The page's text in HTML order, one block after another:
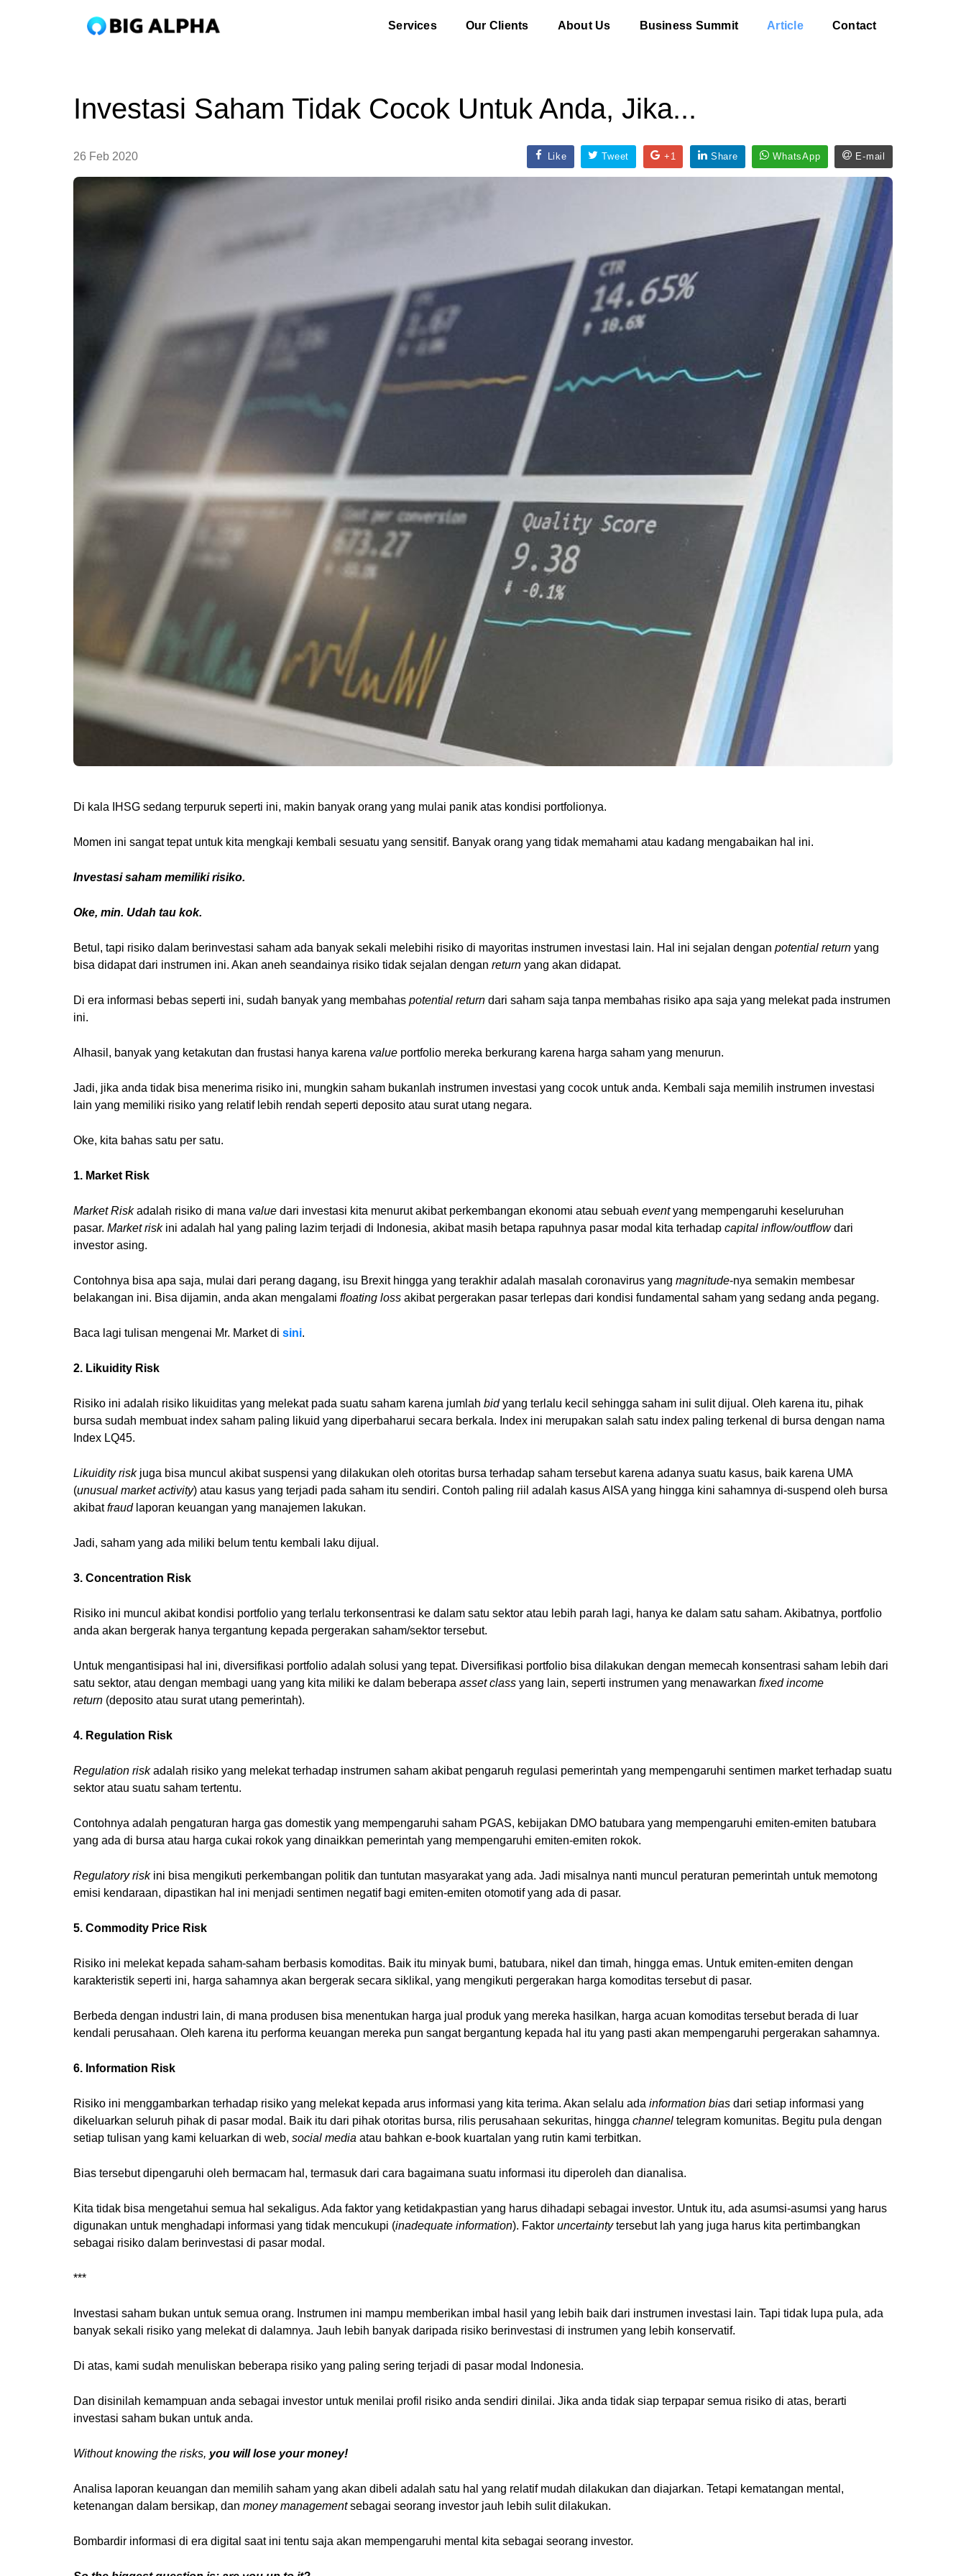
Services Our Clients About Us Business Summit Article Contact
Investasi Saham Tidak Cocok Untuk Anda, Jika...
26 Feb 2020 Like Tweet +1 Share WhatsApp E-mail
Di kala IHSG sedang terpuruk seperti ini, makin banyak orang yang mulai panik atas kondisi portfolionya.
Momen ini sangat tepat untuk kita mengkaji kembali sesuatu yang sensitif. Banyak orang yang tidak memahami atau kadang mengabaikan hal ini.
Investasi saham memiliki risiko.
Oke, min. Udah tau kok.
Betul, tapi risiko dalam berinvestasi saham ada banyak sekali melebihi risiko di mayoritas instrumen investasi lain. Hal ini sejalan dengan potential return yang
bisa didapat dari instrumen ini. Akan aneh seandainya risiko tidak sejalan dengan return yang akan didapat.
Di era informasi bebas seperti ini, sudah banyak yang membahas potential return dari saham saja tanpa membahas risiko apa saja yang melekat pada instrumen
ini.
Alhasil, banyak yang ketakutan dan frustasi hanya karena value portfolio mereka berkurang karena harga saham yang menurun.
Jadi, jika anda tidak bisa menerima risiko ini, mungkin saham bukanlah instrumen investasi yang cocok untuk anda. Kembali saja memilih instrumen investasi
lain yang memiliki risiko yang relatif lebih rendah seperti deposito atau surat utang negara.
Oke, kita bahas satu per satu.
1. Market Risk
Market Riskadalah risiko di mana value dari investasi kita menurut akibat perkembangan ekonomi atau sebuah eventyang mempengaruhi keseluruhan
pasar. Market riskini adalah hal yang paling lazim terjadi di Indonesia, akibat masih betapa rapuhnya pasar modal kita terhadap capital inflow/outflowdari
investor asing.
Contohnya bisa apa saja, mulai dari perang dagang, isu Brexit hingga yang terakhir adalah masalah coronavirus yang magnitude-nya semakin membesar
belakangan ini. Bisa dijamin, anda akan mengalami floating loss akibat pergerakan pasar terlepas dari kondisi fundamental saham yang sedang anda pegang.
Baca lagi tulisan mengenai Mr. Market di sini.
2. Likuidity Risk
Risiko ini adalah risiko likuiditas yang melekat pada suatu saham karena jumlah bidyang terlalu kecil sehingga saham ini sulit dijual. Oleh karena itu, pihak
bursa sudah membuat index saham paling likuid yang diperbaharui secara berkala. Index ini merupakan salah satu index paling terkenal di bursa dengan nama
Index LQ45.
Likuidity riskjuga bisa muncul akibat suspensi yang dilakukan oleh otoritas bursa terhadap saham tersebut karena adanya suatu kasus, baik karena UMA
(unusual market activity) atau kasus yang terjadi pada saham itu sendiri. Contoh paling riil adalah kasus AISA yang hingga kini sahamnya di-suspend oleh bursa
akibatfraudlaporan keuangan yang manajemen lakukan.
Jadi, saham yang ada miliki belum tentu kembali laku dijual.
3. Concentration Risk
Risiko ini muncul akibat kondisi portfolio yang terlalu terkonsentrasi ke dalam satu sektor atau lebih parah lagi, hanya ke dalam satu saham. Akibatnya, portfolio
anda akan bergerak hanya tergantung kepada pergerakan saham/sektor tersebut.
Untuk mengantisipasi hal ini, diversifikasi portfolio adalah solusi yang tepat. Diversifikasi portfolio bisa dilakukan dengan memecah konsentrasi saham lebih dari
satu sektor, atau dengan membagi uang yang kita miliki ke dalam beberapa asset class yang lain, seperti instrumen yang menawarkan fixed income
return (deposito atau surat utang pemerintah).
4. Regulation Risk
Regulation riskadalah risiko yang melekat terhadap instrumen saham akibat pengaruh regulasi pemerintah yang mempengaruhi sentimen market terhadap suatu
sektor atau suatu saham tertentu.
Contohnya adalah pengaturan harga gas domestik yang mempengaruhi saham PGAS, kebijakan DMO batubara yang mempengaruhi emiten-emiten batubara
yang ada di bursa atau harga cukai rokok yang dinaikkan pemerintah yang mempengaruhi emiten-emiten rokok.
Regulatory riskini bisa mengikuti perkembangan politik dan tuntutan masyarakat yang ada. Jadi misalnya nanti muncul peraturan pemerintah untuk memotong
emisi kendaraan, dipastikan hal ini menjadi sentimen negatif bagi emiten-emiten otomotif yang ada di pasar.
5. Commodity Price Risk
Risiko ini melekat kepada saham-saham berbasis komoditas. Baik itu minyak bumi, batubara, nikel dan timah, hingga emas. Untuk emiten-emiten dengan
karakteristik seperti ini, harga sahamnya akan bergerak secara siklikal, yang mengikuti pergerakan harga komoditas tersebut di pasar.
Berbeda dengan industri lain, di mana produsen bisa menentukan harga jual produk yang mereka hasilkan, harga acuan komoditas tersebut berada di luar
kendali perusahaan. Oleh karena itu performa keuangan mereka pun sangat bergantung kepada hal itu yang pasti akan mempengaruhi pergerakan sahamnya.
6. Information Risk
Risiko ini menggambarkan terhadap risiko yang melekat kepada arus informasi yang kita terima. Akan selalu ada information bias dari setiap informasi yang
dikeluarkan seluruh pihak di pasar modal. Baik itu dari pihak otoritas bursa, rilis perusahaan sekuritas, hingga channel telegram komunitas. Begitu pula dengan
setiap tulisan yang kami keluarkan di web, social media atau bahkan e-book kuartalan yang rutin kami terbitkan.
Bias tersebut dipengaruhi oleh bermacam hal, termasuk dari cara bagaimana suatu informasi itu diperoleh dan dianalisa.
Kita tidak bisa mengetahui semua hal sekaligus. Ada faktor yang ketidakpastian yang harus dihadapi sebagai investor. Untuk itu, ada asumsi-asumsi yang harus
digunakan untuk menghadapi informasi yang tidak mencukupi (inadequate information). Faktor uncertaintytersebut lah yang juga harus kita pertimbangkan
sebagai risiko dalam berinvestasi di pasar modal.
***
Investasi saham bukan untuk semua orang. Instrumen ini mampu memberikan imbal hasil yang lebih baik dari instrumen investasi lain. Tapi tidak lupa pula, ada
banyak sekali risiko yang melekat di dalamnya. Jauh lebih banyak daripada risiko berinvestasi di instrumen yang lebih konservatif.
Di atas, kami sudah menuliskan beberapa risiko yang paling sering terjadi di pasar modal Indonesia.
Dan disinilah kemampuan anda sebagai investor untuk menilai profil risiko anda sendiri dinilai. Jika anda tidak siap terpapar semua risiko di atas, berarti
investasi saham bukan untuk anda.
Without knowing the risks, you will lose your money!
Analisa laporan keuangan dan memilih saham yang akan dibeli adalah satu hal yang relatif mudah dilakukan dan diajarkan. Tetapi kematangan mental,
ketenangan dalam bersikap, dan money managementsebagai seorang investor jauh lebih sulit dilakukan.
Bombardir informasi di era digital saat ini tentu saja akan mempengaruhi mental kita sebagai seorang investor.